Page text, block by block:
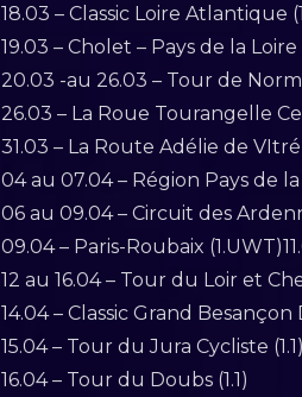
18.03 – Classic Loire Atlantique
19.03 – Cholet – Pays de la Loire
20.03 -au 26.03 – Tour de
26.03 – La Roue Tourangelle
31.03 – La Route Adélie de VItré
04 au 07.04 – Région Pays de la
06 au 09.04 – Circuit des
09.04 – Paris-Roubaix
12 au 16.04 – Tour du Loir et
14.04 – Classic Grand Besançon
15.04 – Tour du Jura Cycliste (1.1)
16.04 – Tour du Doubs (1.1)